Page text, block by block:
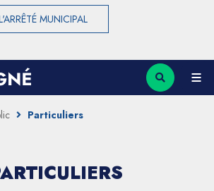
MUNICIPAL
Particuliers